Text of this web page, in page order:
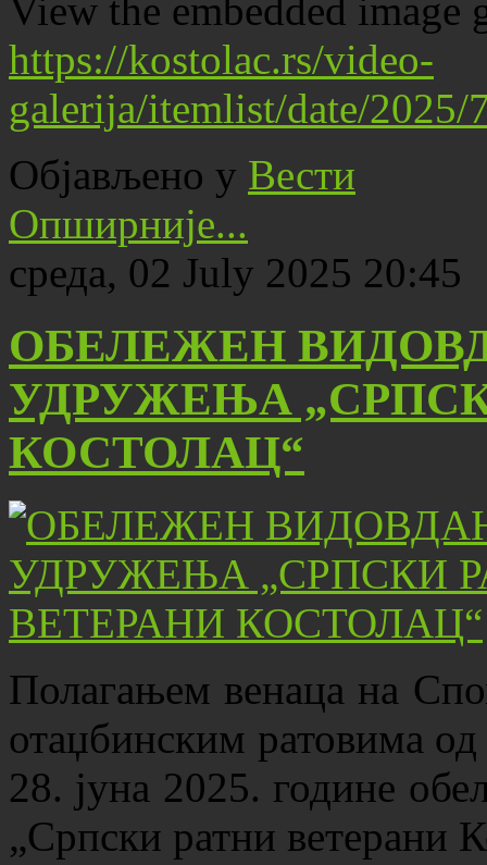
View the embedded image
https://kostolac.rs/video-
galerija/itemlist/date/
Објављено у Вести
Опширније...
среда, 02 July 2025 20:45
ОБЕЛЕЖЕН
УДРУЖЕЊА
КОСТОЛАЦ“
Полагањем венаца на
отаџбинским ратовима
28. јуна 2025. године
„Српски ратни ветерани